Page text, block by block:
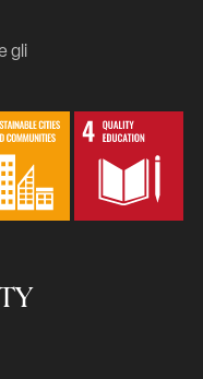
gli